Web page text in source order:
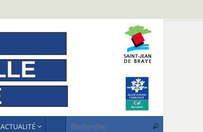
ACTUALITÉ Rechercher